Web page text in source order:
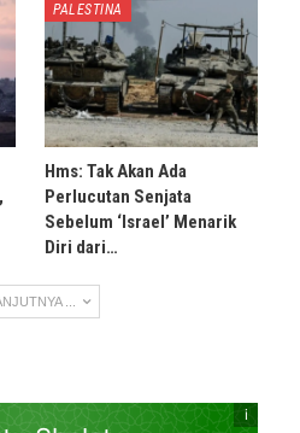
PALESTINA
Hms: Tak Akan Ada
Perlucutan Senjata
Sebelum ‘Israel’ Menarik
Diri dari…
...